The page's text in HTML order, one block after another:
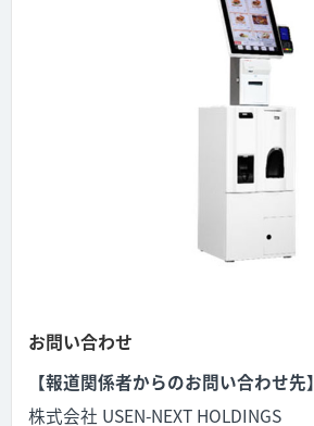
お問い合わせ
【報道関係者からのお問い合わせ先】
株式会社 USEN-NEXT HOLDINGS